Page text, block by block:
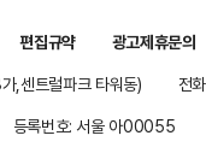
편집규약
광고제휴문의
,센트럴파크 타워동)
전
등록번호: 서울 아00055